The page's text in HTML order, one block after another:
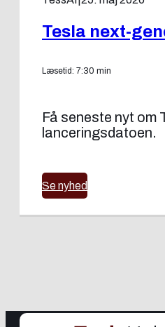
Tesla next-
Læsetid: 7:30 min
Få seneste nyt om
lanceringsdatoen.
Se nyhed